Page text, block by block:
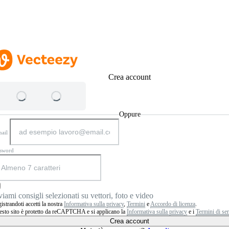
Crea account
Oppure
consigli selezionati su vettori, foto e video
accetti la nostra Informativa sulla privacy, TerminieAccordo di licenza.
sito è protetto da reCAPTCHA e si applicano la Informativa sulla privacye i Termini di
Crea account